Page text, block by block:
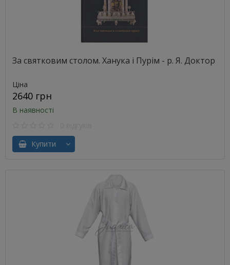
За святковим столом. Ханука і Пурім - р. Я. Доктор
Ціна
2640 грн
В наявності
Купити